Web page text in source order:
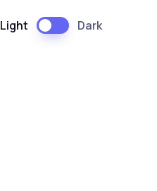
Light Dark